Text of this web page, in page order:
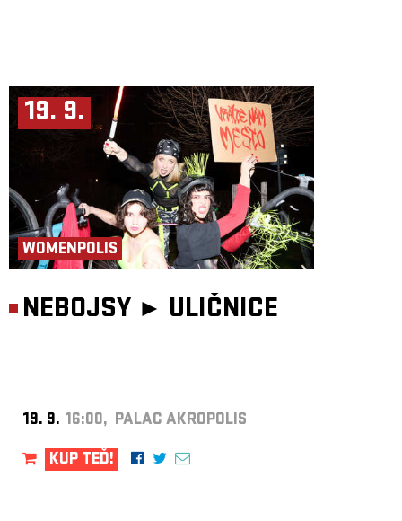
19. 9.
WOMENPOLIS
NEBOJSY ► ULIČNICE
19. 9. 16:00, PALÁC AKROPOLIS
KUP TEĎ!